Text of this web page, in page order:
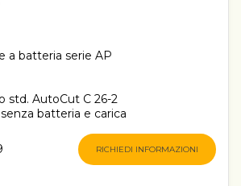
a batteria serie AP
std. AutoCut C 26-2
batteria e carica
RICHIEDI INFORMAZIONI